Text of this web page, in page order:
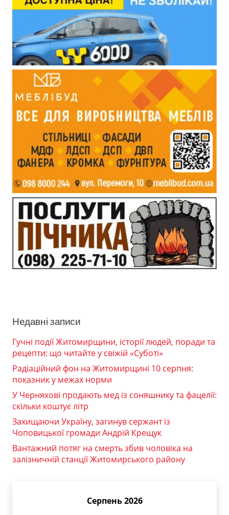
Недавні записи
Гучні події Житомирщини, історії людей, поради та
рецепти: що читайте у свіжій «Суботі»
Радіаційний фон на Житомирщині 10 серпня:
показник у межах норми
У Черняхові продають мед із соняшнику та фацелії:
скільки коштує літр
Захищаючи Україну, загинув сержант із
Чоповицької громади Андрій Крещук
Вантажний потяг на смерть збив чоловіка на
залізничній станції Житомирського району
Серпень 2026